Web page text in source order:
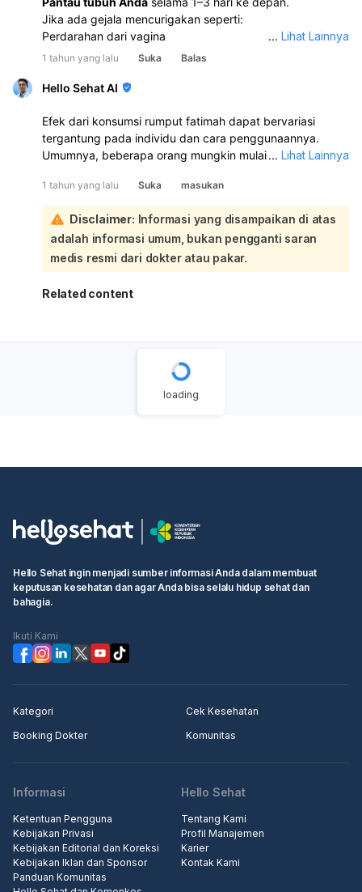
Jika ada gejala mencurigakan seperti:
Perdarahan dari vagina
Kram kuat seperti mau haid
Demam, mual berlebihan, atau pusing hebat
... Lihat Lainnya
1 tahun yang lalu Suka Balas
Hello Sehat AI
Efek dari konsumsi rumput fatimah dapat bervariasi
tergantung pada individu dan cara penggunaannya.
Umumnya, beberapa orang mungkin mulai merasakan
sementara yang lain mungkin memerlukan waktu lebih
lama. Namun, penting untuk dicatat bahwa penelitian
mengenai efektivitas dan waktu kerja rumput fatimah
masih terbatas. Sebaiknya konsultasikan dengan dokter
atau ahli herbal untuk mendapatkan informasi yang lebih
akurat dan sesuai dengan kondisi kesehatan Anda.
... Lihat Lainnya
1 tahun yang lalu Suka masukan
Disclaimer: Informasi yang disampaikan di atas
adalah informasi umum, bukan pengganti saran
medis resmi dari dokter atau pakar.
Related content
loading
Hello Sehat ingin menjadi sumber informasi Anda dalam membuat
keputusan kesehatan dan agar Anda bisa selalu hidup sehat dan
bahagia.
Ikuti Kami
Kategori
Cek Kesehatan
Booking Dokter
Komunitas
Informasi
Ketentuan Pengguna
Kebijakan Privasi
Kebijakan Editorial dan Koreksi
Kebijakan Iklan dan Sponsor
Panduan Komunitas
Hello Sehat
Tentang Kami
Profil Manajemen
Karier
Kontak Kami